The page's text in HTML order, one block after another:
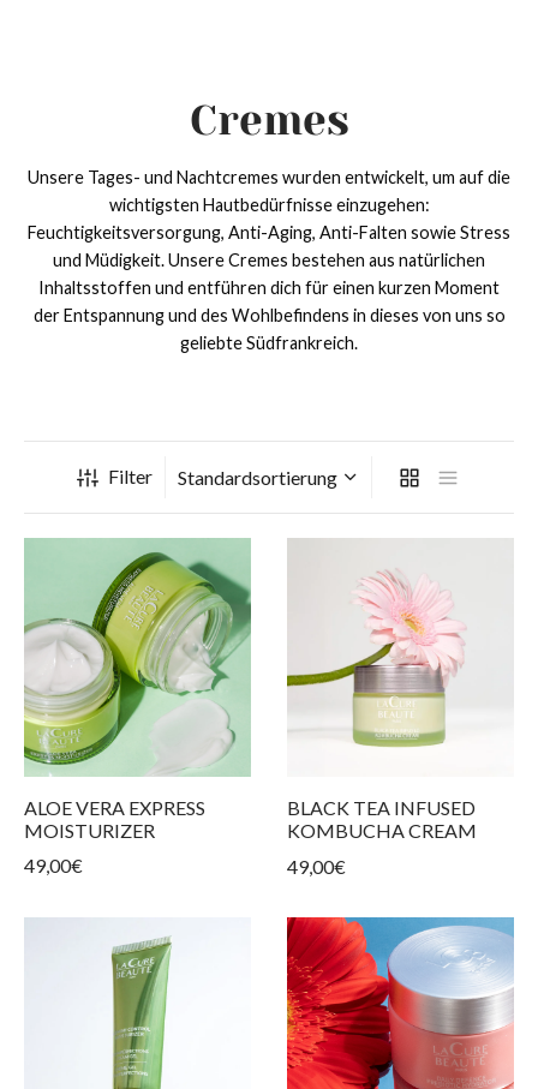
Cremes
Unsere Tages- und Nachtcremes wurden entwickelt, um auf die
wichtigsten Hautbedürfnisse einzugehen:
Feuchtigkeitsversorgung, Anti-Aging, Anti-Falten sowie Stress
und Müdigkeit. Unsere Cremes bestehen aus natürlichen
Inhaltsstoffen und entführen dich für einen kurzen Moment
der Entspannung und des Wohlbefindens in dieses von uns so
geliebte Südfrankreich.
Filter
ALOE VERA EXPRESS
MOISTURIZER
49,00€
BLACK TEA INFUSED
KOMBUCHA CREAM
49,00€
Haut
und Spannungsgefühl